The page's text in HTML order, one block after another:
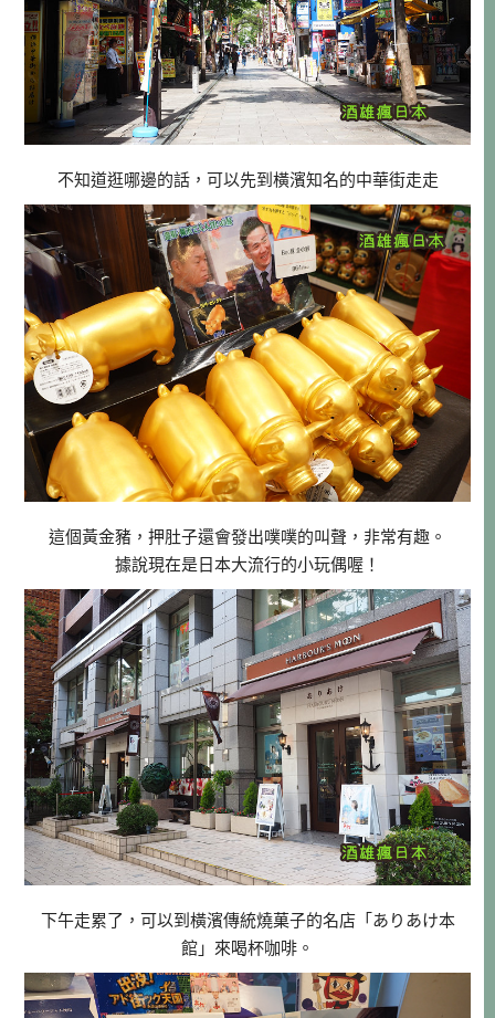
不知道逛哪邊的話，可以先到橫濱知名的中華街走走
這個黃金豬，押肚子還會發出噗噗的叫聲，非常有趣。
據說現在是日本大流行的小玩偶喔！
下午走累了，可以到橫濱傳統燒菓子的名店「ありあけ本
館」來喝杯咖啡。